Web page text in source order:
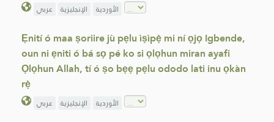
عربي الإنجليزية الأوردية
Ẹnití ó maa ṣoriire jù pẹlu ìṣìpẹ̀ mi ní ọjọ Igbende,
oun ni ẹniti ó bá sọ pé ko si ọlọhun miran ayafi
Ọlọhun Allah, tí ó ṣo bẹẹ pẹlu ododo lati inu ọkàn
rẹ̀
عربي الإنجليزية الأوردية